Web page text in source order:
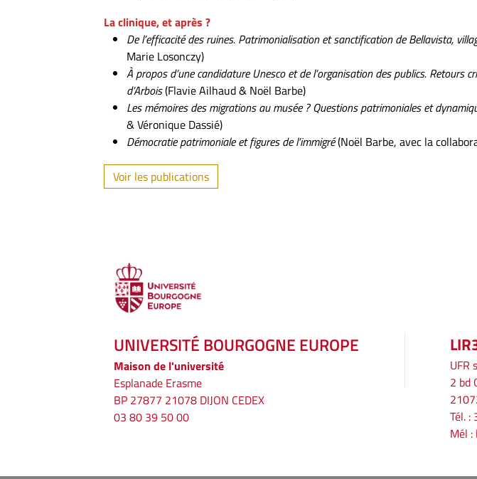
La clinique, et après ?
De l’efficacité des ruines. Patrimonialisation et sanctification de Bellavista,
Marie Losonczy)
À propos d’une candidature Unesco et de l’organisation des publics. Retours
d’Arbois(Flavie Ailhaud & Noël Barbe)
Les mémoires des migrations au musée ? Questions patrimoniales et
& Véronique Dassié)
Démocratie patrimoniale et figures de l’immigré(Noël Barbe, avec la
Voir les publications
UNIVERSITÉ BOURGOGNE EUROPE
Maison de l'université
Esplanade Erasme
BP 27877 21078 DIJON CEDEX
03 80 39 50 00
UFR
2 bd
Tél. :
Mél :